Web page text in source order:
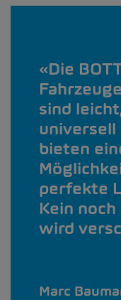
Die
sind
bieten
perfekte
Kein
wird
Marc